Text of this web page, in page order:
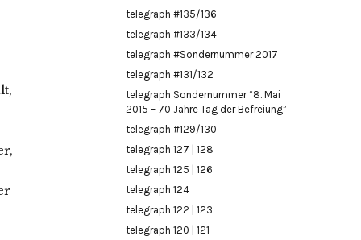
telegraph #135/136
telegraph #133/134
telegraph #Sondernummer 2017
telegraph #131/132
telegraph Sondernummer “8. Mai
2015 – 70 Jahre Tag der Befreiung”
telegraph #129/130
telegraph 127 | 128
telegraph 125 | 126
telegraph 124
telegraph 122 | 123
telegraph 120 | 121